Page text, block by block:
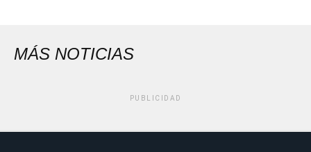
MÁS NOTICIAS
PUBLICIDAD